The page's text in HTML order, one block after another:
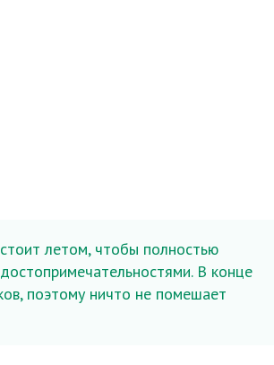
летом, чтобы полностью
В конце
поэтому ничто не помешает